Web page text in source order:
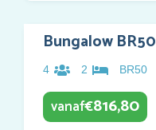
Bungalow BR50
4 2 BR50
vanaf€816,80